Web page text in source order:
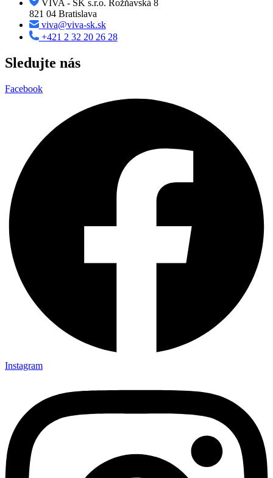
VIVA - SK s.r.o. Rožňavská 8
821 04 Bratislava
viva@viva-sk.sk
+421 2 32 20 26 28
Sledujte nás
Facebook
Instagram